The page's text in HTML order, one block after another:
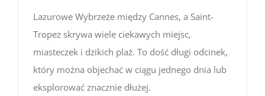
Lazurowe Wybrzeże między Cannes, a Saint-
Tropez skrywa wiele ciekawych miejsc,
miasteczek i dzikich plaż. To dość długi odcinek,
który można objechać w ciągu jednego dnia lub
eksplorować znacznie dłużej.